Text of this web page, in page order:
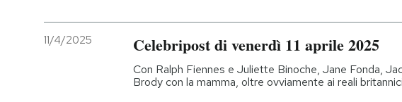
11/4/2025 Celebripost di venerdì 11 aprile 2025
Con Ralph Fiennes e Juliette Binoche, Jane Fonda,
Brody con la mamma, oltre ovviamente ai reali britannici